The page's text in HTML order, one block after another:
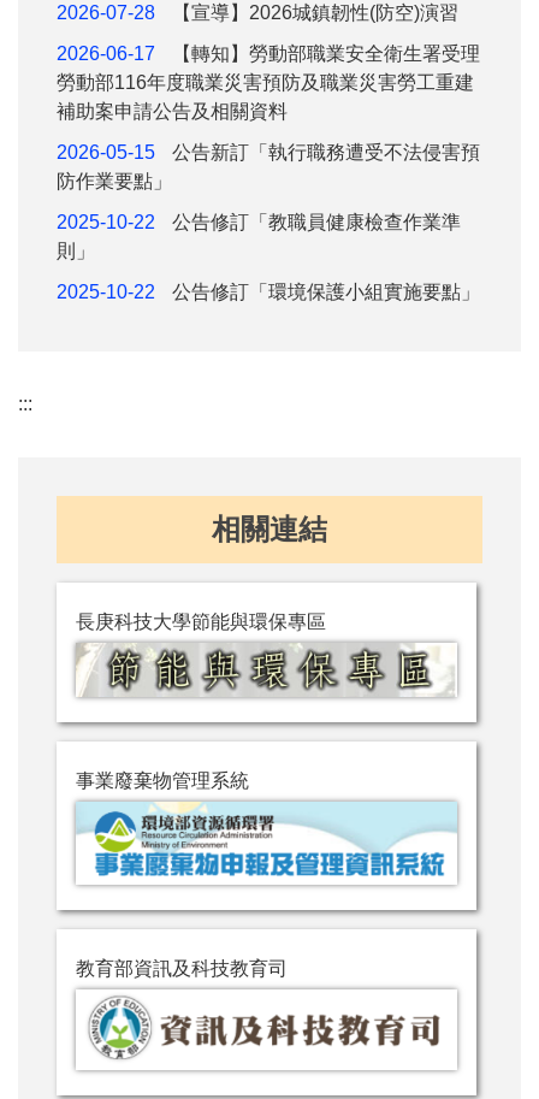
2026-07-28
【宣導】2026城鎮韌性(防空)演習
2026-06-17
【轉知】勞動部職業安全衛生署受理
勞動部116年度職業災害預防及職業災害勞工重建
補助案申請公告及相關資料
2026-05-15
公告新訂「執行職務遭受不法侵害預
防作業要點」
2025-10-22
公告修訂「教職員健康檢查作業準
則」
2025-10-22
公告修訂「環境保護小組實施要點」
:::
相關連結
長庚科技大學節能與環保專區
事業廢棄物管理系統
教育部資訊及科技教育司